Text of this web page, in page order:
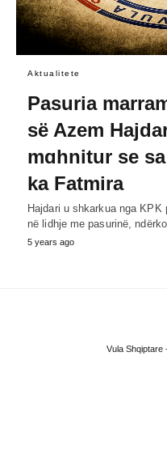
Aktualitete
Pasuria
së Azem
mɑhnitur se
ka Fatmira
Hajdari u shkarkua nga
në lidhje me pasurinë,
5 years ago
Vula Shqiptare